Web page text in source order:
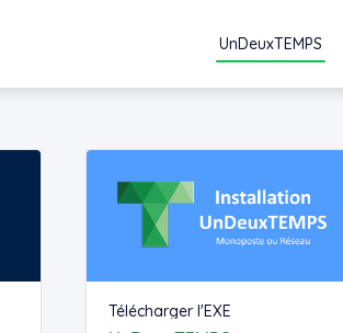
UnDeuxTEMPS
Télécharger l'EXE